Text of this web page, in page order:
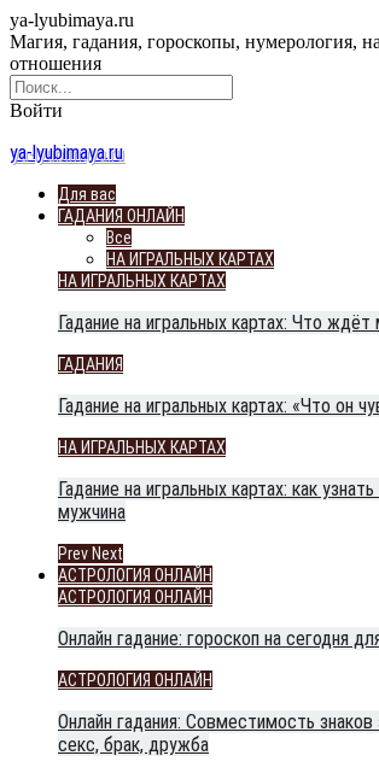
ya-lyubimaya.ru
Магия, гадания, гороскопы, нумерология,
отношения
Войти
ya-lyubimaya.ru
Для вас
ГАДАНИЯ ОНЛАЙН
Все
НА ИГРАЛЬНЫХ КАРТАХ
НА ИГРАЛЬНЫХ КАРТАХ
Гадание на игральных картах: Что ждёт
ГАДАНИЯ
Гадание на игральных картах: «Что он
НА ИГРАЛЬНЫХ КАРТАХ
Гадание на игральных картах: как
мужчина
Prev Next
АСТРОЛОГИЯ ОНЛАЙН
АСТРОЛОГИЯ ОНЛАЙН
Онлайн гадание: гороскоп на сегодня
АСТРОЛОГИЯ ОНЛАЙН
Онлайн гадания: Совместимость
секс, брак, дружба